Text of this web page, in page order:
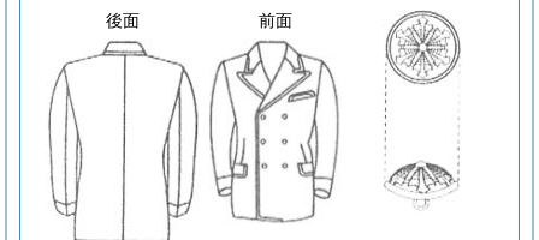
後面
前面